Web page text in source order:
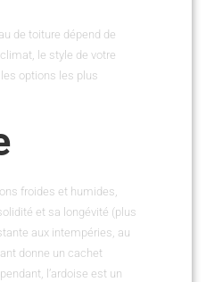
de toiture dépend de
le style de votre
options les plus
froides et humides,
et sa longévité (plus
aux intempéries, au
donne un cachet
l’ardoise est un